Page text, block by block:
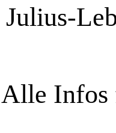
Alle